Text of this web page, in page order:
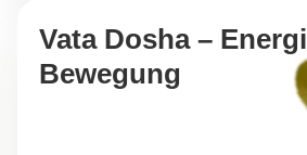
Vata Dosha –
Bewegung